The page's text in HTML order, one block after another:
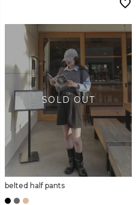
belted half pants